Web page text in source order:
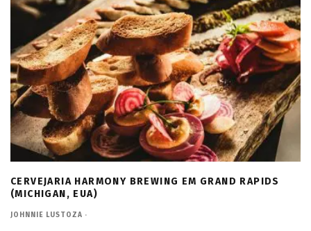
CERVEJARIA HARMONY BREWING EM GRAND RAPIDS
(MICHIGAN, EUA)
JOHNNIE LUSTOZA ·